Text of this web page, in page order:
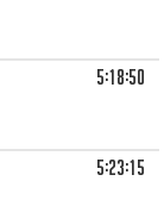
5:18:50
5:23:15